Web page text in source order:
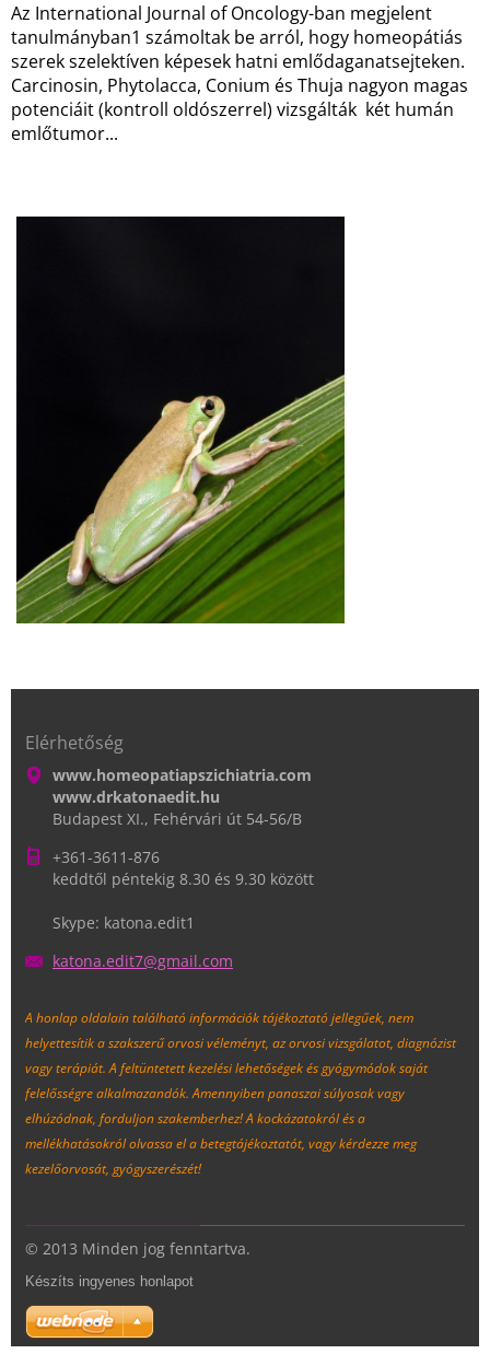
Az International Journal of Oncology-ban megjelent
tanulmányban1 számoltak be arról, hogy homeopátiás
szerek szelektíven képesek hatni emlődaganatsejteken.
Carcinosin, Phytolacca, Conium és Thuja nagyon magas
potenciáit (kontroll oldószerrel) vizsgálták két humán
emlőtumor...
Elérhetőség
www.homeopatiapszichiatria.com
www.drkatonaedit.hu
Budapest XI., Fehérvári út 54-56/B
+361-3611-876
keddtől péntekig 8.30 és 9.30 között
Skype: katona.edit1
katona.edit7@gmail.com
A honlap oldalain található információk tájékoztató jellegűek, nem
helyettesítik a szakszerű orvosi véleményt, az orvosi vizsgálatot, diagnózist
vagy terápiát. A feltüntetett kezelési lehetőségek és gyógymódok saját
felelősségre alkalmazandók. Amennyiben panaszai súlyosak vagy
elhúzódnak, forduljon szakemberhez!A kockázatokról és a
mellékhatásokról olvassa el a betegtájékoztatót, vagy kérdezze meg
kezelőorvosát, gyógyszerészét!
© 2013 Minden jog fenntartva.
Készíts ingyenes honlapot